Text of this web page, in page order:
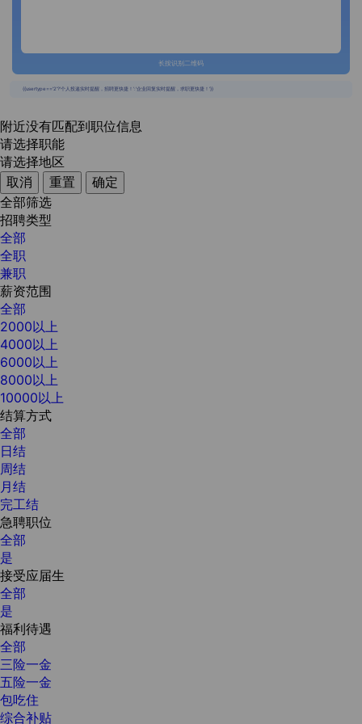
长按识别二维码
{{usertype=='2'?'个人投递实时提醒，招聘更快捷！':'企业回复实时提醒，求职更快捷！'}}
附近没有匹配到职位信息
请选择职能
请选择地区
取消
重置
确定
全部筛选
招聘类型
全部
全职
兼职
薪资范围
全部
2000以上
4000以上
6000以上
8000以上
10000以上
结算方式
全部
日结
周结
月结
完工结
急聘职位
全部
是
接受应届生
全部
是
福利待遇
全部
三险一金
五险一金
包吃住
综合补贴